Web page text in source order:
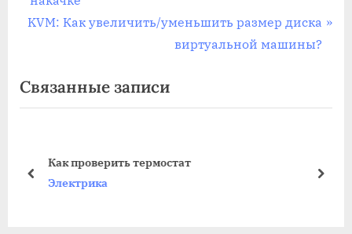
по
е
д
у
я
С
д
у
а
KVM: Как увеличить/уменьшить размер диска
виртуальной машины?
Связанные записи
Как проверить термостат
Электрика
пред